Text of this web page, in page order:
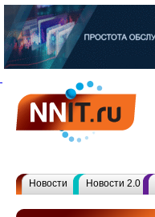
Новости Новости 2.0